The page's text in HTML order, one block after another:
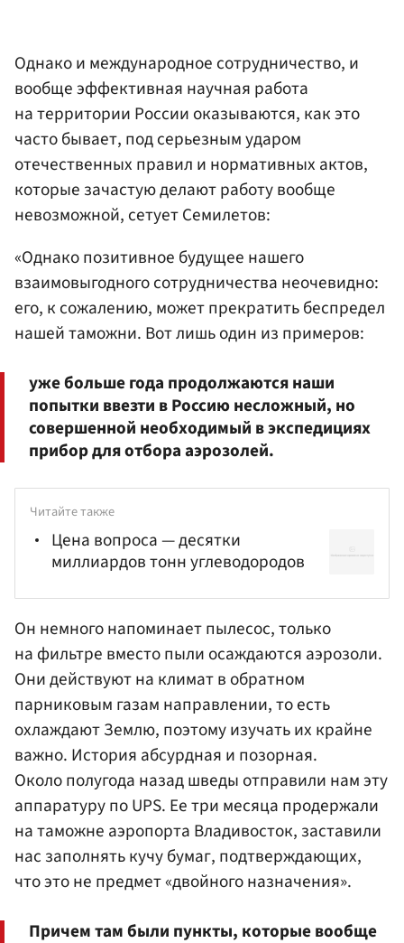
Однако и международное сотрудничество, и
вообще эффективная научная работа
на территории России оказываются, как это
часто бывает, под серьезным ударом
отечественных правил и нормативных актов,
которые зачастую делают работу вообще
невозможной, сетует Семилетов:
«Однако позитивное будущее нашего
взаимовыгодного сотрудничества неочевидно:
его, к сожалению, может прекратить беспредел
нашей таможни. Вот лишь один из примеров:
уже больше года продолжаются наши
попытки ввезти в Россию несложный, но
совершенной необходимый в экспедициях
прибор для отбора аэрозолей.
Читайте также
Цена вопроса — десятки
миллиардов тонн углеводородов
Он немного напоминает пылесос, только
на фильтре вместо пыли осаждаются аэрозоли.
Они действуют на климат в обратном
парниковым газам направлении, то есть
охлаждают Землю, поэтому изучать их крайне
важно. История абсурдная и позорная.
Около полугода назад шведы отправили нам эту
аппаратуру по UPS. Ее три месяца продержали
на таможне аэропорта Владивосток, заставили
нас заполнять кучу бумаг, подтверждающих,
что это не предмет «двойного назначения».
Причем там были пункты, которые вообще